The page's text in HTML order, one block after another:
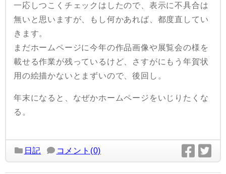
一応しつこくチェックはしたので、表示に不具合は
無いと思いますが、もし何かあれば、都度直してい
きます。
まだホームページに今年の作品画像や展覧会の様を
載せる作業が残っているけど、さすがにもう年賀状
用の絵描かないとまずいので、後回し。
年末になると、なぜかホームページをいじりたくな
る。
日記 コメント(0)